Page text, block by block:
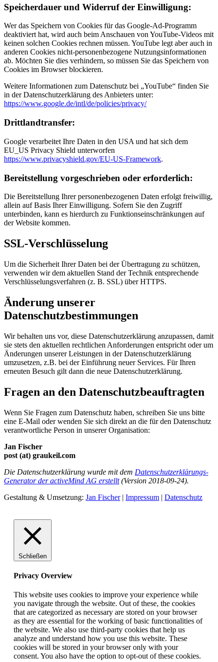
Speicherdauer und Widerruf der Einwilligung:
Wer das Speichern von Cookies für das Google-Ad-Programm
deaktiviert hat, wird auch beim Anschauen von YouTube-Videos mit
keinen solchen Cookies rechnen müssen. YouTube legt aber auch in
anderen Cookies nicht-personenbezogene Nutzungsinformationen
ab. Möchten Sie dies verhindern, so müssen Sie das Speichern von
Cookies im Browser blockieren.
Weitere Informationen zum Datenschutz bei „YouTube“ finden Sie
in der Datenschutzerklärung des Anbieters unter:
https://www.google.de/intl/de/policies/privacy/
Drittlandtransfer:
Google verarbeitet Ihre Daten in den USA und hat sich dem
EU_US Privacy Shield unterworfen
https://www.privacyshield.gov/EU-US-Framework.
Bereitstellung vorgeschrieben oder erforderlich:
Die Bereitstellung Ihrer personenbezogenen Daten erfolgt freiwillig,
allein auf Basis Ihrer Einwilligung. Sofern Sie den Zugriff
unterbinden, kann es hierdurch zu Funktionseinschränkungen auf
der Website kommen.
SSL-Verschlüsselung
Um die Sicherheit Ihrer Daten bei der Übertragung zu schützen,
verwenden wir dem aktuellen Stand der Technik entsprechende
Verschlüsselungsverfahren (z. B. SSL) über HTTPS.
Änderung unserer
Datenschutzbestimmungen
Wir behalten uns vor, diese Datenschutzerklärung anzupassen, damit
sie stets den aktuellen rechtlichen Anforderungen entspricht oder um
Änderungen unserer Leistungen in der Datenschutzerklärung
umzusetzen, z.B. bei der Einführung neuer Services. Für Ihren
erneuten Besuch gilt dann die neue Datenschutzerklärung.
Fragen an den Datenschutzbeauftragten
Wenn Sie Fragen zum Datenschutz haben, schreiben Sie uns bitte
eine E-Mail oder wenden Sie sich direkt an die für den Datenschutz
verantwortliche Person in unserer Organisation:
Jan Fischer
post (at) graukeil.com
Die Datenschutzerklärung wurde mit dem Datenschutzerklärungs-
Generator der activeMind AG erstellt(Version 2018-09-24).
Gestaltung & Umsetzung: Jan Fischer| Impressum | Datenschutz
Schließen
Privacy Overview
This website uses cookies to improve your experience while
you navigate through the website. Out of these, the cookies
that are categorized as necessary are stored on your browser
as they are essential for the working of basic functionalities of
the website. We also use third-party cookies that help us
analyze and understand how you use this website. These
cookies will be stored in your browser only with your
consent. You also have the option to opt-out of these cookies.